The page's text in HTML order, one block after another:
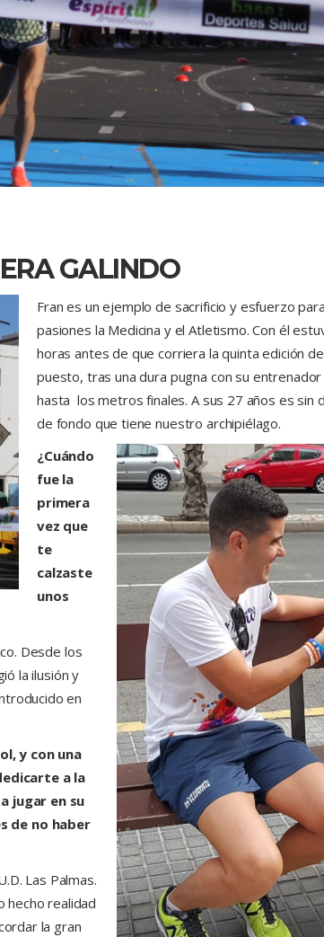
GALINDO
Fran es un ejemplo de sacrificio y esfuerzo
pasiones la Medicina y el Atletismo. Con él
horas antes de que corriera la quinta edición
puesto, tras una dura pugna con su
hasta los metros finales. A sus 27 años es sin
de fondo que tiene nuestro archipiélago.
¿Cuándo
fue la
primera
vez que
te
calzaste
unos
Desde los
la ilusión y
en
y con una
a la
jugar en su
de no haber
Las Palmas.
hecho realidad
la gran